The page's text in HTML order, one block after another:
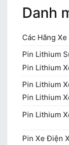
Danh
Các Hãng
Pin Lithium
Pin Lithium
Pin Lithium
Pin Lithium
Pin Lithium
Pin Xe Điện